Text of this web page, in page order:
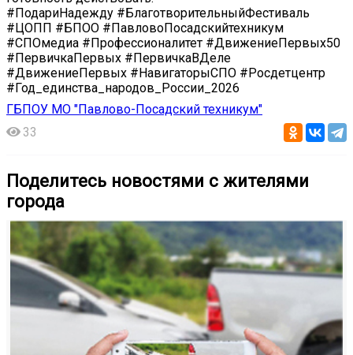
#ПодариНадежду #БлаготворительныйФестиваль
#ЦОПП #БПОО #ПавловоПосадскийтехникум
#СПОмедиа #Профессионалитет #ДвижениеПервых50
#ПервичкаПервых #ПервичкаВДеле
#ДвижениеПервых #НавигаторыСПО #Росдетцентр
#Год_единства_народов_России_2026
ГБПОУ МО "Павлово-Посадский техникум"
33
Поделитесь новостями с жителями
города